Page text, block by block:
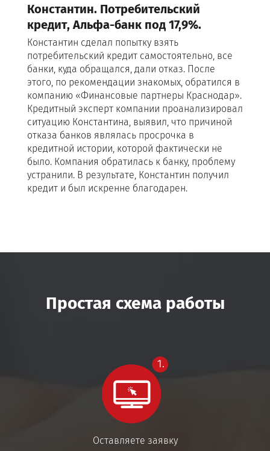
Константин. Потребительский
кредит, Альфа-банк под 17,9%.
Константин сделал попытку взять
потребительский кредит самостоятельно, все
банки, куда обращался, дали отказ. После
этого, по рекомендации знакомых, обратился в
компанию «Финансовые партнеры Краснодар».
Кредитный эксперт компании проанализировал
ситуацию Константина, выявил, что причиной
отказа банков являлась просрочка в
кредитной истории, которой фактически не
было. Компания обратилась к банку, проблему
устранили. В результате, Константин получил
кредит и был искренне благодарен.
Простая схема работы
Оставляете заявку